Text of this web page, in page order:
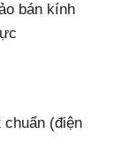
bán kính
chuẩn (điện